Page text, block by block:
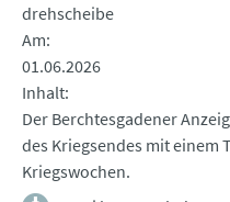
drehscheibe
Am
01.06.2026
Inhalt
Der Berchtesgadener
des Kriegsendes mit einem
Kriegswochen.